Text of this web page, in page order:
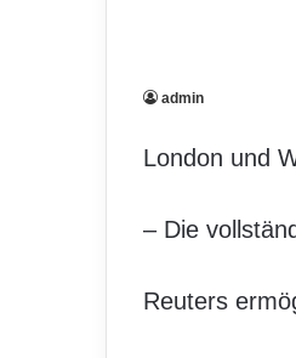
admin
London und
– Die
Reuters